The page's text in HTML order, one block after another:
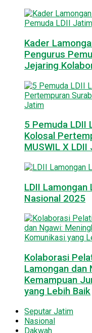
Kader
Pengurus
Jejaring
5 Pemuda LDII
Kolosal
MUSWIL X LDII
LDII
Nasional 2025
Kolaborasi
Lamongan dan
Kemampuan
yang Lebih Baik
Seputar Jatim
Nasional
Dakwah